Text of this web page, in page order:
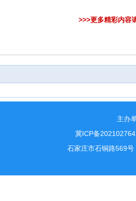
>>>更多精彩内容
主办
冀ICP备
石家庄市石铜路569